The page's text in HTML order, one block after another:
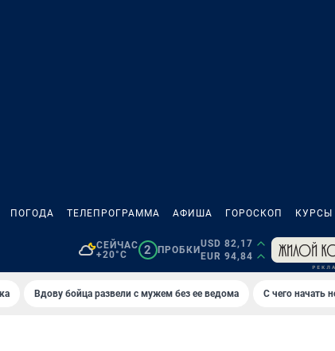
ПОГОДА ТЕЛЕПРОГРАММА АФИША ГОРОСКОП КУРСЫ
СЕЙЧАС
+20°C
2 ПРОБКИ
USD 82,17
EUR 94,84
Вдову бойца развели с мужем без ее ведома С чего начать